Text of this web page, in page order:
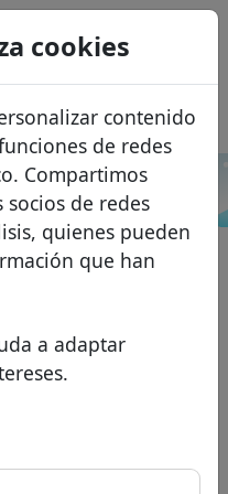
cookies
contenido
de redes
Compartimos
de redes
quienes pueden
que han
a adaptar
.house Buscar